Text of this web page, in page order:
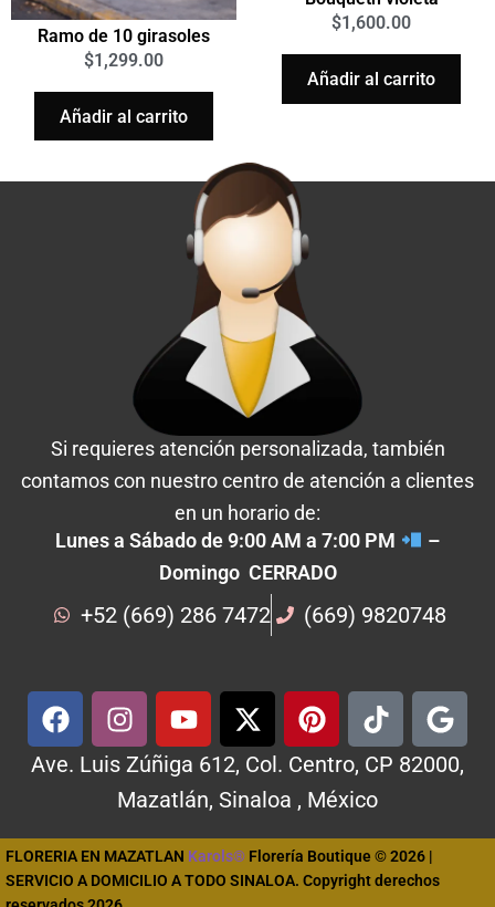
Ramo de 10 girasoles
$1,299.00
Añadir al carrito
$1,600.00
Añadir al carrito
Si requieres atención personalizada, también
contamos con nuestro centro de atención a clientes
en un horario de:
Lunes a Sábado de 9:00 AM a 7:00 PM
–
Domingo CERRADO
+52 (669) 286 7472 (669) 9820748
Ave. Luis Zúñiga 612, Col. Centro, CP 82000,
Mazatlán, Sinaloa , México
FLORERIA EN MAZATLAN Karols® Florería Boutique © 2026 |
SERVICIO A DOMICILIO A TODO SINALOA. Copyright derechos